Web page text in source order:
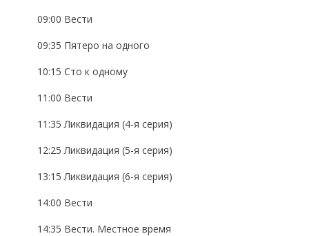
09:00 Вести
09:35 Пятеро на одного
10:15 Сто к одному
11:00 Вести
11:35 Ликвидация (4-я серия)
12:25 Ликвидация (5-я серия)
13:15 Ликвидация (6-я серия)
14:00 Вести
14:35 Вести. Местное время